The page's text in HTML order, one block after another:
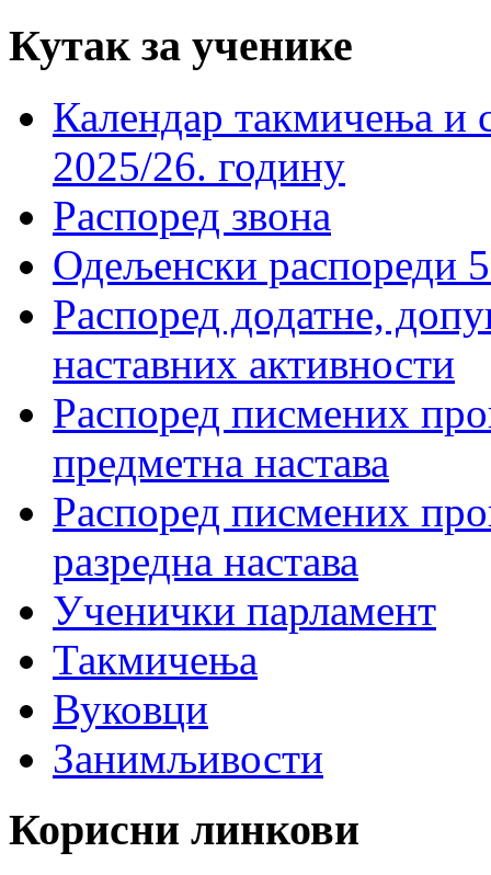
Кутак за ученике
Календар такмичења
2025/26. годину
Распоред звона
Одељенски распореди
Распоред додатне,
наставних активности
Распоред писмених
предметна настава
Распоред писмених
разредна настава
Ученички парламент
Такмичења
Вуковци
Занимљивости
Корисни линкови